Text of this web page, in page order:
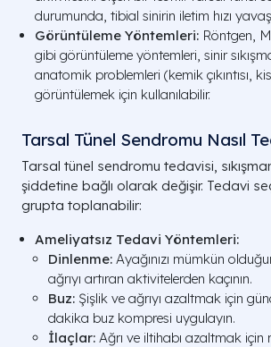
durumunda, tibial sinirin iletim hızı
Görüntüleme Yöntemleri: Röntgen,
gibi görüntüleme yöntemleri, sinir
anatomik problemleri (kemik çıkıntısı,
görüntülemek için kullanılabilir.
Tarsal Tünel Sendromu Nasıl
Tarsal tünel sendromu tedavisi,
şiddetine bağlı olarak değişir. Tedavi
grupta toplanabilir:
Ameliyatsız Tedavi Yöntemleri:
Dinlenme: Ayağınızı mümkün
ağrıyı artıran aktivitelerden kaçının.
Buz: Şişlik ve ağrıyı azaltmak için
dakika buz kompresi uygulayın.
İlaçlar: Ağrı ve iltihabı azaltmak için